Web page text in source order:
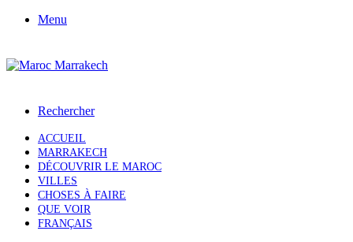
Menu
Rechercher
ACCUEIL
MARRAKECH
DÉCOUVRIR LE MAROC
VILLES
CHOSES À FAIRE
QUE VOIR
FRANÇAIS